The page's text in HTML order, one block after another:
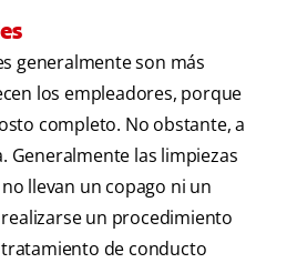
generalmente son más
los empleadores, porque
completo. No obstante, a
Generalmente las limpiezas
llevan un copago ni un
un procedimiento
de conducto